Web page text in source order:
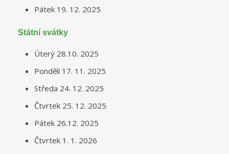
Pátek 19. 12. 2025
Státní svátky
Úterý 28.10. 2025
Pondělí 17. 11. 2025
Středa 24. 12. 2025
Čtvrtek 25. 12. 2025
Pátek 26.12. 2025
Čtvrtek 1. 1. 2026